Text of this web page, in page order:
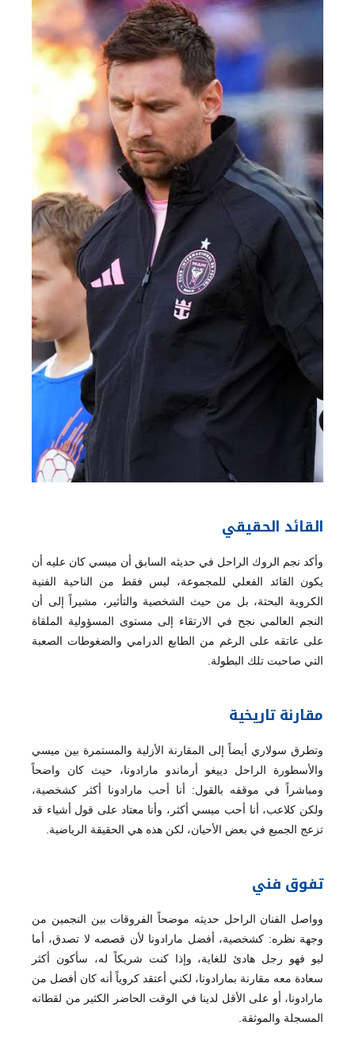
القائد الحقيقي
وأكد نجم الروك الراحل في حديثه السابق أن ميسي كان عليه أن
يكون القائد الفعلي للمجموعة، ليس فقط من الناحية الفنية
الكروية البحتة، بل من حيث الشخصية والتأثير، مشيراً إلى أن
النجم العالمي نجح في الارتقاء إلى مستوى المسؤولية الملقاة
على عاتقه على الرغم من الطابع الدرامي والضغوطات الصعبة
التي صاحبت تلك البطولة.
مقارنة تاريخية
وتطرق سولاري أيضاً إلى المقارنة الأزلية والمستمرة بين ميسي
والأسطورة الراحل دييغو أرماندو مارادونا، حيث كان واضحاً
ومباشراً في موقفه بالقول: أنا أحب مارادونا أكثر كشخصية،
ولكن كلاعب، أنا أحب ميسي أكثر، وأنا معتاد على قول أشياء قد
تزعج الجميع في بعض الأحيان، لكن هذه هي الحقيقة الرياضية.
تفوق فني
وواصل الفنان الراحل حديثه موضحاً الفروقات بين النجمين من
وجهة نظره: كشخصية، أفضل مارادونا لأن قصصه لا تصدق، أما
ليو فهو رجل هادئ للغاية، وإذا كنت شريكاً له، سأكون أكثر
سعادة معه مقارنة بمارادونا، لكني أعتقد كروياً أنه كان أفضل من
مارادونا، أو على الأقل لدينا في الوقت الحاضر الكثير من لقطاته
المسجلة والموثقة.